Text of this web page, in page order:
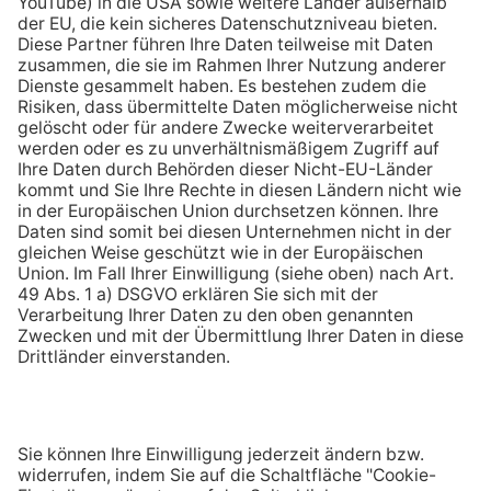
Kontakt
Empfehlen Sie uns weiter
Jetzt Prämie sichern!
Empfehlen!
123energie ist die Online Marke der
Seit über 110 Jahren größter Energieversorger in
der Pfalz und im Saarpfalz-Kreis